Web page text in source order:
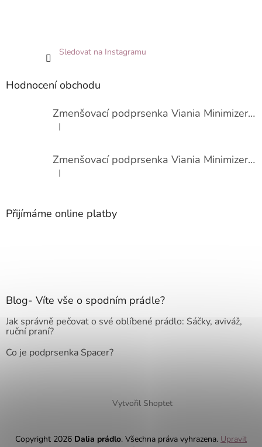
Sledovat na Instagramu
Hodnocení obchodu
Zmenšovací podprsenka Viania Minimizer 14586
Hodnocení produktu je 3 z 5 hvězdiček.
|
Zmenšovací podprsenka Viania Minimizer 14586
Hodnocení produktu je 4 z 5 hvězdiček.
|
Přijímáme online platby
Blog- Víte vše o spodním prádle?
Jak správně pečovat o své oblíbené prádlo: Sáčky, aviváž,
ruční praní?
Co je podprsenka Spacer?
Vytvořil Shoptet
Copyright 2026 Dalia prádlo. Všechna práva vyhrazena. Upravit